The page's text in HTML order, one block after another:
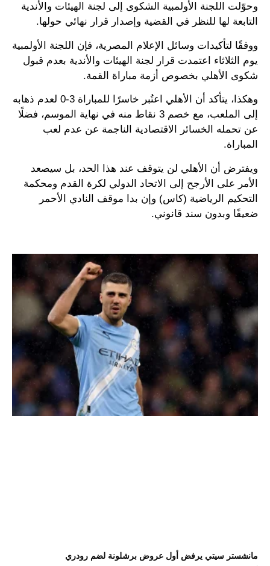
وحوّلت اللجنة الأولمبية الشكوى إلى لجنة الهيئات والأندية
التابعة لها للنظر في القضية وإصدار قرار نهائي حولها.
ووفقًا لتأكيدات وسائل الإعلام المصرية، فإن اللجنة الأولمبية
يوم الثلاثاء اعتمدت قرار لجنة الهيئات والأندية بعدم قبول
شكوى الأهلي بخصوص أزمة مباراة القمة.
وهكذا، يتأكد أن الأهلي اعتُبر خاسرًا للمباراة 3-0 لعدم ذهابه
إلى الملعب، مع خصم 3 نقاط منه في نهاية الموسم، فضلًا
عن تحمله الخسائر الاقتصادية الناجمة عن عدم لعب
المباراة.
ويفترض أن الأهلي لن يتوقف عند هذا الحد، بل سيصعد
الأمر على الأرجح إلى الاتحاد الدولي لكرة القدم ومحكمة
التحكيم الرياضية (كاس) وإن بدا موقف النادي الأحمر
ضعيفًا وبدون سند قانوني.
مانشستر سيتي يرفض أول عروض برشلونة لضم رودري